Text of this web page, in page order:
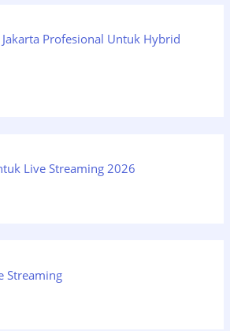
Jakarta Profesional Untuk Hybrid
Live Streaming 2026
Streaming